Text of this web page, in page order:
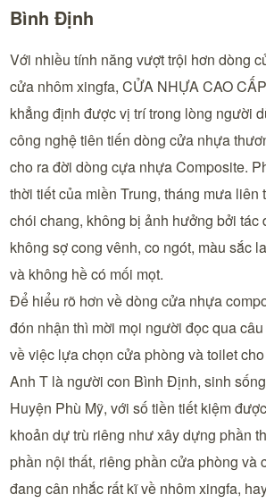
Bình Định
Với nhiều tính năng vượt trội hơn dòng
cửa nhôm xingfa, CỬA NHỰA CAO
khẳng định được vị trí trong lòng người
công nghệ tiên tiến dòng cửa nhựa
cho ra đời dòng cựa nhựa Composite.
thời tiết của miền Trung, tháng mưa liên
chói chang, không bị ảnh hưởng bởi tác
không sợ cong vênh, co ngót, màu sắc
và không hề có mối mọt.
Để hiểu rõ hơn về dòng cửa nhựa
đón nhận thì mời mọi người đọc qua
về việc lựa chọn cửa phòng và toilet
Anh T là người con Bình Định, sinh
Huyện Phù Mỹ, với số tiền tiết kiệm
khoản dự trù riêng như xây dựng phần
phần nội thất, riêng phần cửa phòng và
đang cân nhắc rất kĩ về nhôm xingfa,